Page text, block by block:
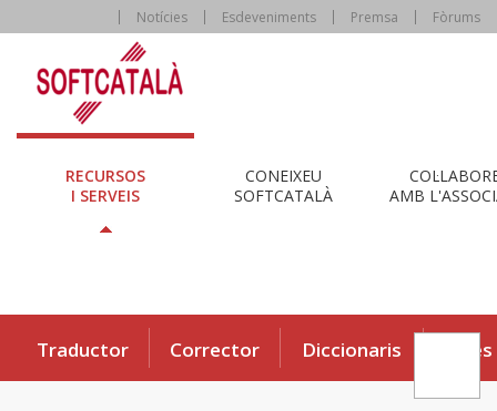
Notícies Esdeveniments Premsa Fòrums
RECURSOS
I SERVEIS
CONEIXEU
SOFTCATALÀ
AMB
Traductor Corrector Diccionaris Eines